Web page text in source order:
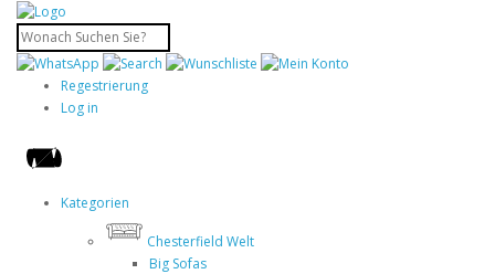
Regestrierung
Log in
Kategorien
Chesterfield Welt
Big Sofas